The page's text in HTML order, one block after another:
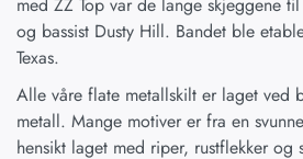
og bassist Dusty Hill. Bandet ble
Texas.
Alle våre flate metallskilt er laget ved
metall. Mange motiver er fra en
hensikt laget med riper, rustflekker og